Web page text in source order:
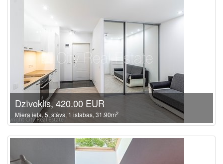
Dzīvoklis, 420.00 EUR
Miera iela, 5. stāvs, 1 istabas, 31.90m2